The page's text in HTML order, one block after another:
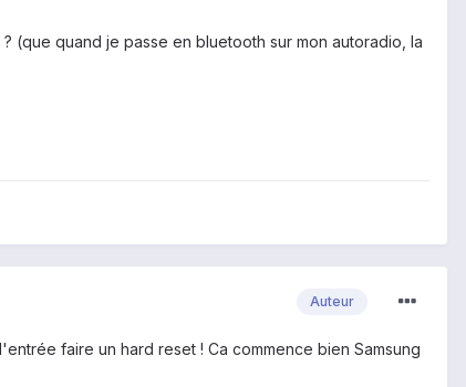
(que quand je passe en bluetooth sur mon autoradio, la
Auteur
faire un hard reset ! Ca commence bien Samsung